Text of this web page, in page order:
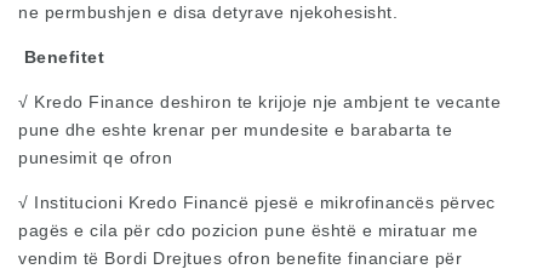
ne permbushjen e disa detyrave njekohesisht.
Benefitet
√ Kredo Finance deshiron te krijoje nje ambjent te vecante
pune dhe eshte krenar per mundesite e barabarta te
punesimit qe ofron
√ Institucioni Kredo Financë pjesë e mikrofinancës përvec
pagës e cila për cdo pozicion pune është e miratuar me
vendim të Bordi Drejtues ofron benefite financiare për